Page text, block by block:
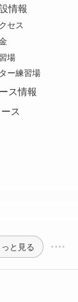
情報
セス
場
ー練習場
ス情報
ス
と見る